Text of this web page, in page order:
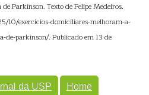
Parkinson. Texto de Felipe Medeiros.
10/exercicios-domiciliares-melhoram-a-
de-parkinson/. Publicado em 13 de
da USP Home